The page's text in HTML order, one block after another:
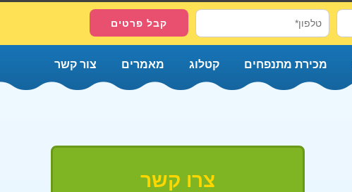
מכירת מתנפחים קטלוג מאמרים צור קשר
צרו קשר